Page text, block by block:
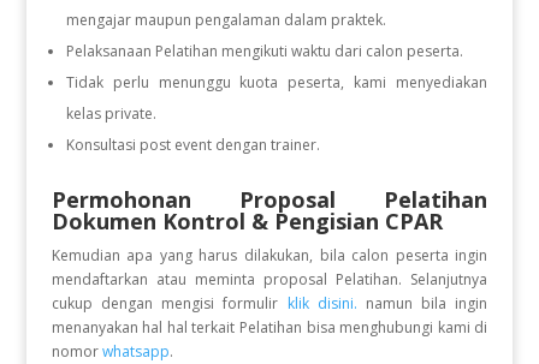
mengajar maupun pengalaman dalam praktek.
Pelaksanaan Pelatihan mengikuti waktu dari calon peserta.
Tidak perlu menunggu kuota peserta, kami menyediakan
kelas private.
Konsultasi post event dengan trainer.
Permohonan Proposal Pelatihan
Dokumen Kontrol & Pengisian CPAR
Kemudian apa yang harus dilakukan, bila calon peserta ingin
mendaftarkan atau meminta proposal Pelatihan. Selanjutnya
cukup dengan mengisi formulir klik disini. namun bila ingin
menanyakan hal hal terkait Pelatihan bisa menghubungi kami di
nomor whatsapp.